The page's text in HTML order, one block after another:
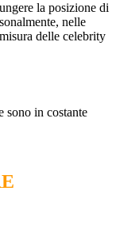
la posizione di
nelle
delle celebrity
sono in costante